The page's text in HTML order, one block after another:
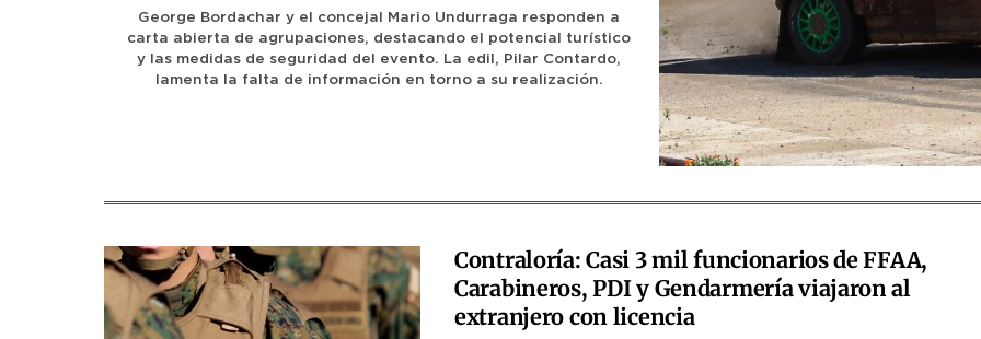
George Bordachar y el concejal Mario Undurraga responden a
carta abierta de agrupaciones, destacando el potencial turístico
y las medidas de seguridad del evento. La edil, Pilar Contardo,
lamenta la falta de información en torno a su realización.
Contraloría: Casi 3 mil funcionarios de FFAA,
Carabineros, PDI y Gendarmería viajaron al
extranjero con licencia